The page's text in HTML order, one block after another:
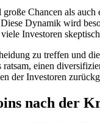
Chancen als
Dynamik wird
Investoren
zu treffen und
einen
der Investoren
nach der